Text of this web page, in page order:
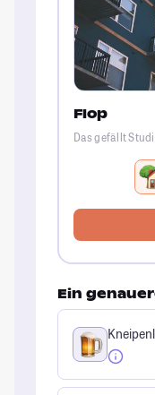
Flop
Das gefällt
Ein